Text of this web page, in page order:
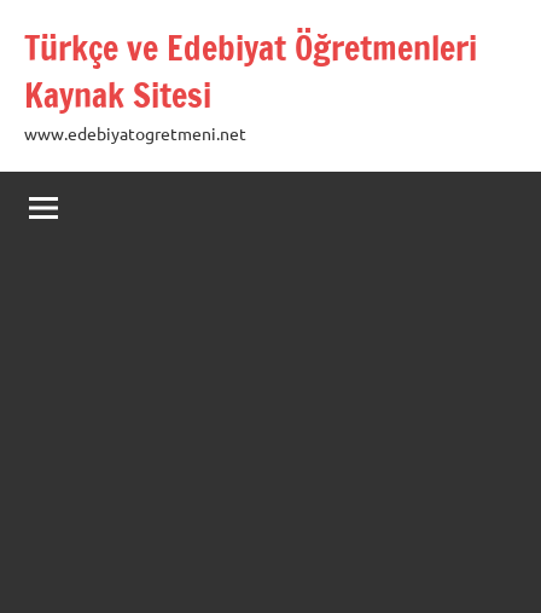
Türkçe ve Edebiyat Öğretmenleri
Kaynak Sitesi
www.edebiyatogretmeni.net